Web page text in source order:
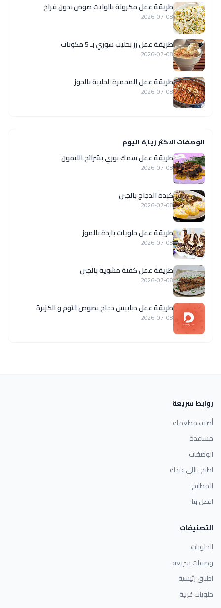
طريقة عمل مكرونة بالوايت صوص بدون فراخ
2026-07-08
طريقة عمل رز بحليب سوري بـ 5 مكونات
2026-07-08
طريقة عمل المحمرة الحلبية بالجوز
2026-07-08
الوصفات الاكثر زيارة اليوم
طريقة عمل سمك بوري بشرائح الليمون
2026-07-08
كبدة الدجاج بالجبن
2026-07-08
طريقة عمل حلويات باردة بالموز
2026-07-08
طريقة عمل كفتة مشوية بالجبن
2026-07-08
طريقة عمل دبابيس دجاج بصوص الثوم و الكزبرة
2026-07-08
روابط سريعة
أضف مطعمك
مساعدة
الوصفات
اطبخ باللي عندك
المطابخ
اتصل بنا
التصنيفات
الحلويات
وصفات سريعة
اطباق رئيسية
حلويات غربية